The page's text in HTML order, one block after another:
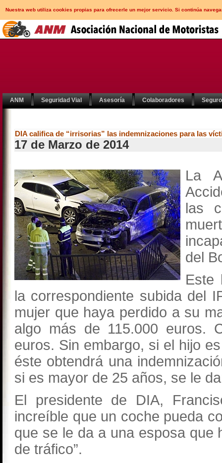
Nuestra web utiliza cookies propias para ofrecerle un mejor servicio. Si continúa
ANM Seguridad Vial Asesoría Colaboradores
DIA califica de “irrisorias” las indemnizaciones para las
17 de Marzo de 2014
La
las
del
Este
la correspondiente subida del
mujer que haya perdido a su
algo más de 115.000 euros.
euros. Sin embargo, si el hijo
éste obtendrá una
si es mayor de 25 años, se le
El presidente de DIA,
increíble que un coche pueda
que se le da a una esposa que
de tráfico”.